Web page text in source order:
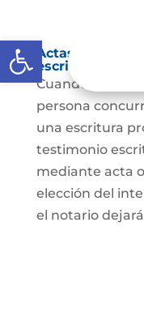
Abrir barra de
Actas de
escritura pública
Cuando se
persona
una escritura
testimonio
mediante acta
elección del
el notario